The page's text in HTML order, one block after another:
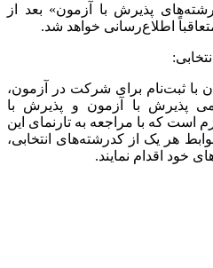
پذیرش با آزمون» بعد از
اطلاع‌رسانی خواهد شد.
با ثبت‌نام برای شرکت در آزمون،
پذیرش با آزمون و پذیرش با
است که با مراجعه به تارنمای این
هر یک از کدرشته‌های انتخابی،
خود اقدام نمایند.